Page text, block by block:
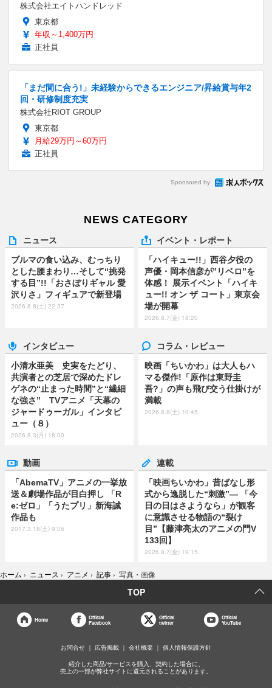
株式会社エイトハンドレッド
東京都
年収～1,400万円
正社員
「まだ間に合う!」未経験からできるエンジニア/昇給賞与年2
回・研修制度充実
株式会社RIOT GROUP
東京都
月給29万円～60万円
正社員
Sponsored by
NEWS CATEGORY
ニュース
ブルマの食い込み、むっちり
とした腰まわり…そして“挑発
する目”!!「おさぼりギャル 愛
沢りさ」フィギュアで新登場
2026.8.8(土) 22:37
イベント・レポート
「ハイキュー!!」西谷夕役の
声優・岡本信彦が”リベロ”を
体感！ 展示イベント「ハイキ
ュー!! オン ザ コート」東京会
場が開幕
2026.8.7(金) 18:20
インタビュー
小清水亜美 史実をたどり、
共演者との芝居で深めたドレ
ゲネの“止まった時間”と“繊細
な強さ” TVアニメ「天幕の
ジャードゥーガル」インタビ
ュー（８）
2026.8.3(月) 18:00
コラム・レビュー
映画「ちいかわ」は大人もハ
マる傑作!「原作は東野圭
吾?」の声も飛び交う仕掛けが
満載
2026.8.8(土) 10:45
動画
「AbemaTV」アニメの一挙放
送＆劇場作品が目白押し 「R
e:ゼロ」「うたプリ」新海誠
作品も
2017.3.18(土) 9:06
連載
「映画ちいかわ」昔ばなし形
式から逸脱した“刺激”― 「今
日の日はさようなら」が観客
に意識させる物語の“裂け
目”【藤津亮太のアニメの門V
133回】
2026.8.7(金) 19:15
ホーム › ニュース › アニメ › 記事 › 写真・画像
TOP
Home
Official
Facebook
Official
twitter
Official
YouTube
お問合せ 広告掲載 会社概要 個人情報保護方針
紹介した商品/サービスを購入、契約した場合に、
売上の一部が弊社サイトに還元されることがあります。